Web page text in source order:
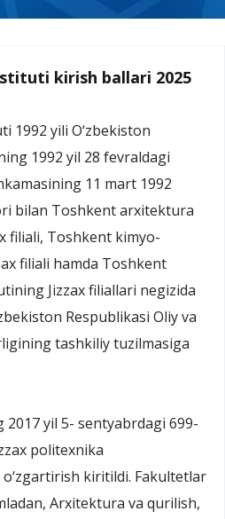
kirish ballari 2025
1992 yili O‘zbekiston
1992 yil 28 fevraldagi
11 mart 1992
bilan Toshkent arxitektura
filiali, Toshkent kimyo-
filiali hamda Toshkent
Jizzax filiallari negizida
Respublikasi Oliy va
tashkiliy tuzilmasiga
yil 5- sentyabrdagi 699-
politexnika
kiritildi. Fakultetlar
Arxitektura va qurilish,